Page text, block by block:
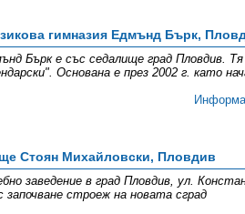
гимназия Едмънд Бърк,
Бърк е със седалище град Пловдив.
Основана е през 2002 г. като
Стоян Михайловски, Пловдив
заведение в град Пловдив, ул.
строеж на новата сград